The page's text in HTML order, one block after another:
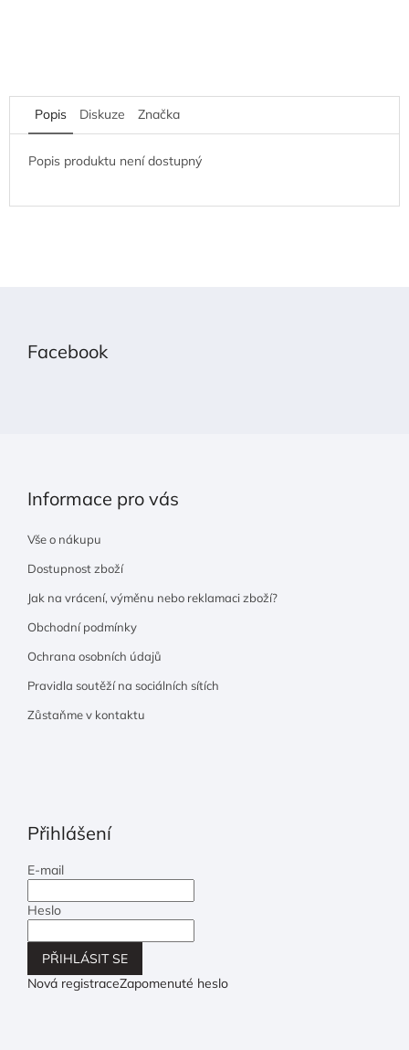
Popis Diskuze Značka
Popis produktu není dostupný
Facebook
Informace pro vás
Vše o nákupu
Dostupnost zboží
Jak na vrácení, výměnu nebo reklamaci zboží?
Obchodní podmínky
Ochrana osobních údajů
Pravidla soutěží na sociálních sítích
Zůstaňme v kontaktu
Přihlášení
E-mail
Heslo
PŘIHLÁSIT SE
Nová registraceZapomenuté heslo